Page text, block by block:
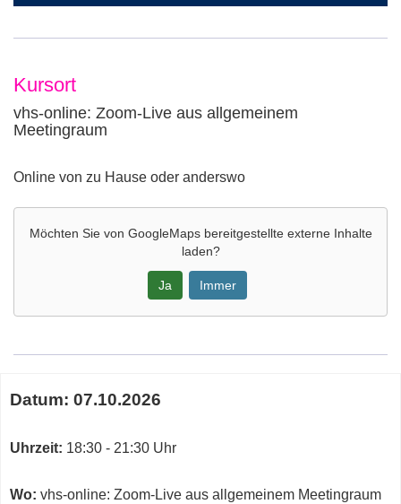
Kursort
vhs-online: Zoom-Live aus allgemeinem
Meetingraum
Online von zu Hause oder anderswo
Möchten Sie von GoogleMapsbereitgestellte externe Inhalte
laden?
Ja Immer
Maps
von
Zoom-
aus
zum
Kurs
Datum: 07.10.2026
Uhrzeit: 18:30 - 21:30 Uhr
Wo: vhs-online: Zoom-Live aus allgemeinem Meetingraum